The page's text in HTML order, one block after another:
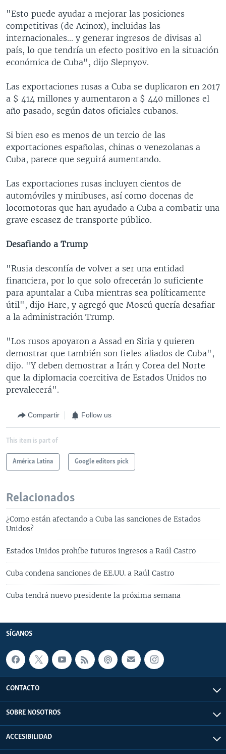
"Esto puede ayudar a mejorar las posiciones
competitivas (de Acinox), incluidas las
internacionales... y generar ingresos de divisas al
país, lo que tendría un efecto positivo en la situación
económica de Cuba", dijo Slepnyov.
Las exportaciones rusas a Cuba se duplicaron en 2017
a $ 414 millones y aumentaron a $ 440 millones el
año pasado, según datos oficiales cubanos.
Si bien eso es menos de un tercio de las
exportaciones españolas, chinas o venezolanas a
Cuba, parece que seguirá aumentando.
Las exportaciones rusas incluyen cientos de
automóviles y minibuses, así como docenas de
locomotoras que han ayudado a Cuba a combatir una
grave escasez de transporte público.
Desafiando a Trump
"Rusia desconfía de volver a ser una entidad
financiera, por lo que solo ofrecerán lo suficiente
para apuntalar a Cuba mientras sea políticamente
útil", dijo Hare, y agregó que Moscú quería desafiar
a la administración Trump.
"Los rusos apoyaron a Assad en Siria y quieren
demostrar que también son fieles aliados de Cuba",
dijo. "Y deben demostrar a Irán y Corea del Norte
que la diplomacia coercitiva de Estados Unidos no
prevalecerá".
Compartir Follow us
This item is part of
América Latina Google editors pick
Relacionados
¿Como están afectando a Cuba las sanciones de Estados
Unidos?
Estados Unidos prohíbe futuros ingresos a Raúl Castro
Cuba condena sanciones de EE.UU. a Raúl Castro
Cuba tendrá nuevo presidente la próxima semana
SÍGANOS
CONTACTO
SOBRE NOSOTROS
ACCESIBILIDAD